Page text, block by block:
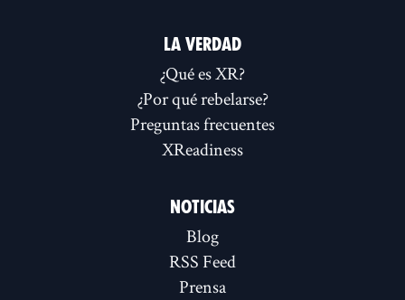
LA VERDAD
¿Qué es XR?
¿Por qué rebelarse?
Preguntas frecuentes
XReadiness
NOTICIAS
Blog
RSS Feed
Prensa